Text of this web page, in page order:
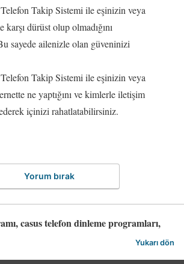
Takip Sistemi ile eşinizin veya
karşı dürüst olup olmadığını
sayede ailenizle olan güveninizi
Takip Sistemi ile eşinizin veya
ne yaptığını ve kimlerle iletişim
içinizi rahatlatabilirsiniz.
Yorum bırak
casus telefon dinleme programları,
Yukarı dön